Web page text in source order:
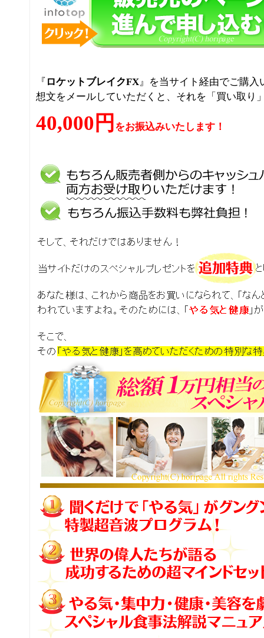
『 ロケットブレイクFX』を当サイト経由でご購
想文をメールしていただくと、それを「買い取り
40,000円 をお振込みいたします！